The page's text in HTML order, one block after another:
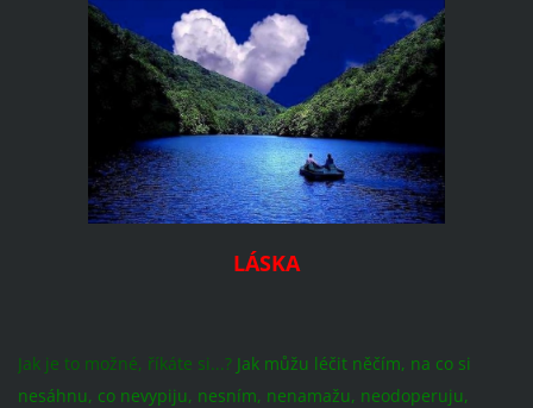
LÁSKA
Jak je to možné, říkáte si...? Jak můžu léčit něčím, na co si
nesáhnu, co nevypiju, nesním, nenamažu, neodoperuju,